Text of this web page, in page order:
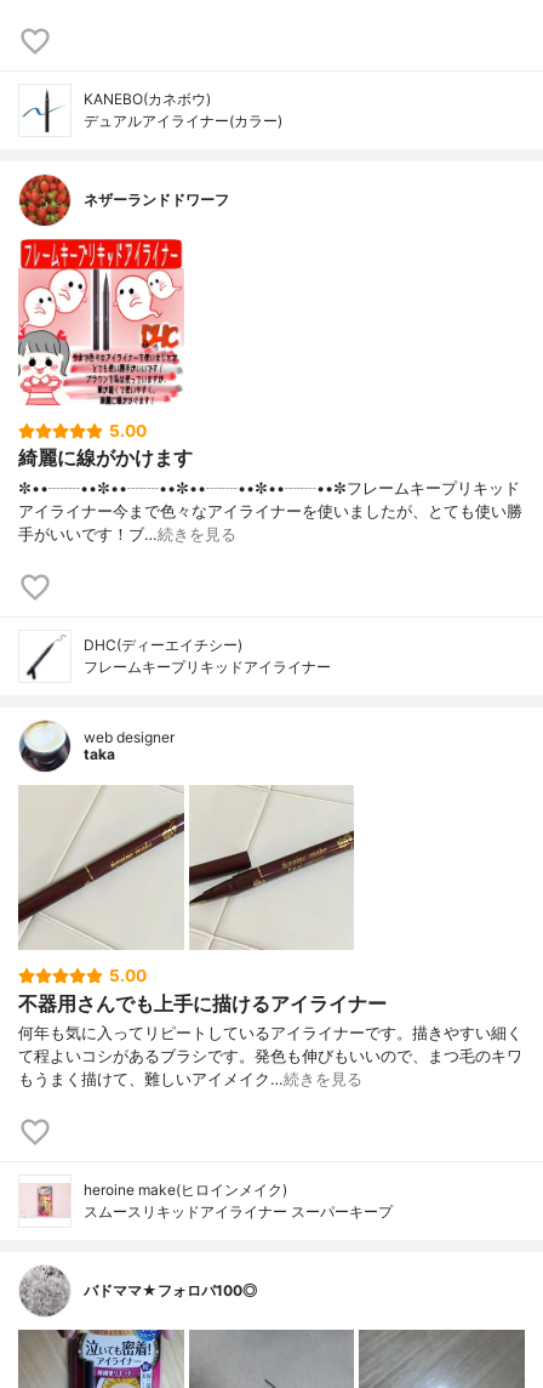
KANEBO(カネボウ)
デュアルアイライナー(カラー)
ネザーランドドワーフ
5.00
綺麗に線がかけます
✼••┈┈••✼••┈┈••✼••┈┈••✼••┈┈••✼フレームキープリキッド
アイライナー今まで色々なアイライナーを使いましたが、とても使い勝
手がいいです！ブ…続きを見る
DHC(ディーエイチシー)
フレームキープリキッドアイライナー
web designer
taka
5.00
不器用さんでも上手に描けるアイライナー
何年も気に入ってリピートしているアイライナーです。描きやすい細く
て程よいコシがあるブラシです。発色も伸びもいいので、まつ毛のキワ
もうまく描けて、難しいアイメイク…続きを見る
heroine make(ヒロインメイク)
スムースリキッドアイライナー スーパーキープ
バドママ★フォロバ100◎